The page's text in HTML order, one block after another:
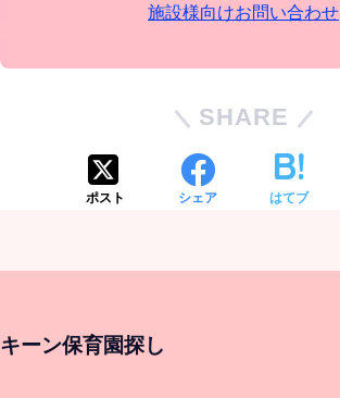
施設様向けお問い合わせ
SHARE
ポスト シェア はてブ
キーン保育園探し